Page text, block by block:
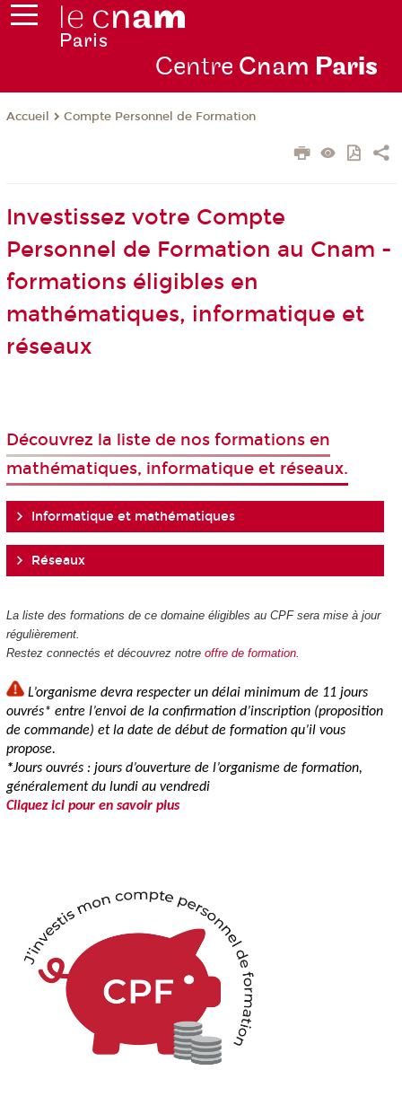
Centre Cnam Paris
Accueil Compte Personnel de Formation
Investissez votre Compte
Personnel de Formation au Cnam -
formations éligibles en
mathématiques, informatique et
réseaux
Découvrez la liste de nos formations en
mathématiques, informatique et réseaux.
Informatique et mathématiques
Réseaux
La liste des formations de ce domaine éligibles au CPFsera mise à jour
régulièrement.
Restez connectés et découvrez notre offre de formation.
L’organisme devra respecter un délai minimum de 11 jours
ouvrés* entre l’envoi de la confirmation d’inscription (proposition
de commande) et la date de début de formation qu’il vous
propose.
*Jours ouvrés : jours d’ouverture de l’organisme de formation,
généralement du lundi au vendredi
Cliquez ici pour en savoir plus